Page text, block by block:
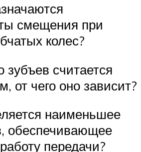
смещения при
колес?
зубъев считается
от чего оно зависит?
наименьшее
обеспечивающее
передачи?